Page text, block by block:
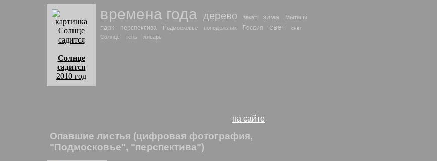
Солнце
садится
2010 год
времена года дерево закат зима Мытищи
парк перспектива Подмосковье понедельник Россия свет снег
Солнце тень январь
на сайте
Опавшие листья (цифровая фотография,
"Подмосковье", "перспектива")